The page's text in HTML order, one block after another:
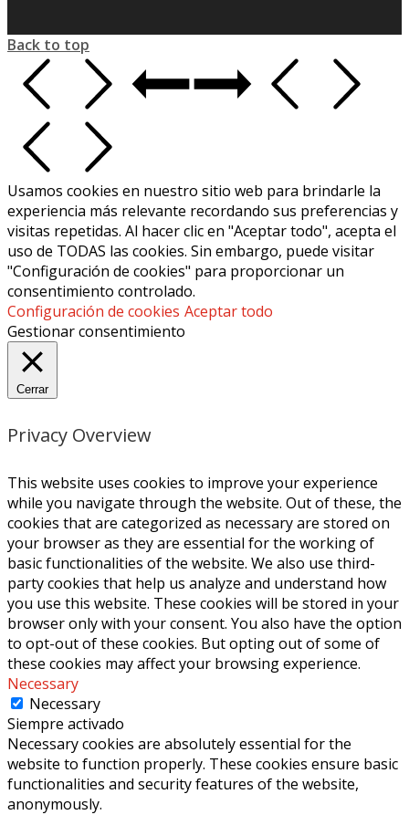
Back to top
Usamos cookies en nuestro sitio web para brindarle la
experiencia más relevante recordando sus preferencias y
visitas repetidas. Al hacer clic en "Aceptar todo", acepta el
uso de TODAS las cookies. Sin embargo, puede visitar
"Configuración de cookies" para proporcionar un
consentimiento controlado.
Configuración de cookies Aceptar todo
Gestionar consentimiento
Cerrar
Privacy Overview
This website uses cookies to improve your experience
while you navigate through the website. Out of these, the
cookies that are categorized as necessary are stored on
your browser as they are essential for the working of
basic functionalities of the website. We also use third-
party cookies that help us analyze and understand how
you use this website. These cookies will be stored in your
browser only with your consent. You also have the option
to opt-out of these cookies. But opting out of some of
these cookies may affect your browsing experience.
Necessary
Necessary
Siempre activado
Necessary cookies are absolutely essential for the
website to function properly. These cookies ensure basic
functionalities and security features of the website,
anonymously.